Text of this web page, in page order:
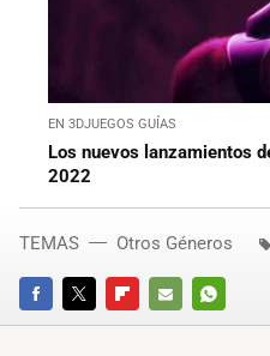
EN 3DJUEGOS GUÍAS
Los nuevos lanzamientos
2022
FACEBOOKTWITTERFLIPBOARD
E-
TEMAS Otros Géneros